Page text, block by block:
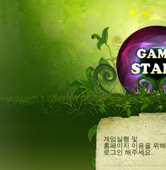
게임실행 및
홈페이지 이용을 위해
로그인 해주세요.